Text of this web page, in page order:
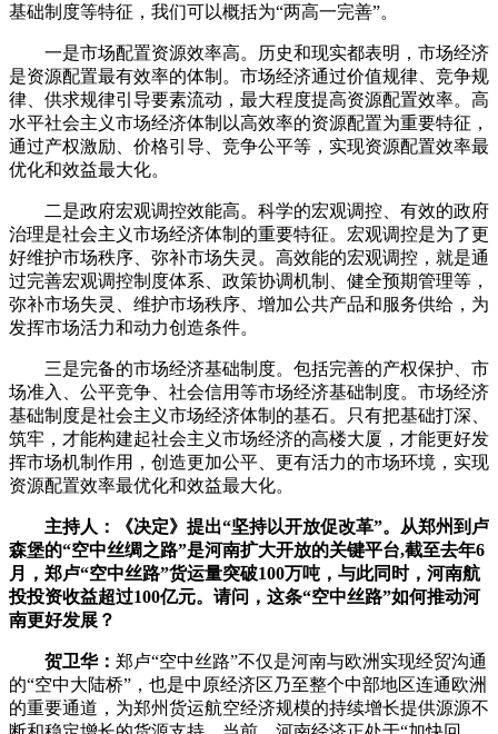
基础制度等特征，我们可以概括为“两高一完善”。
一是市场配置资源效率高。历史和现实都表明，市场经济
是资源配置最有效率的体制。市场经济通过价值规律、竞争规
律、供求规律引导要素流动，最大程度提高资源配置效率。高
水平社会主义市场经济体制以高效率的资源配置为重要特征，
通过产权激励、价格引导、竞争公平等，实现资源配置效率最
优化和效益最大化。
二是政府宏观调控效能高。科学的宏观调控、有效的政府
治理是社会主义市场经济体制的重要特征。宏观调控是为了更
好维护市场秩序、弥补市场失灵。高效能的宏观调控，就是通
过完善宏观调控制度体系、政策协调机制、健全预期管理等，
弥补市场失灵、维护市场秩序、增加公共产品和服务供给，为
发挥市场活力和动力创造条件。
三是完备的市场经济基础制度。包括完善的产权保护、市
场准入、公平竞争、社会信用等市场经济基础制度。市场经济
基础制度是社会主义市场经济体制的基石。只有把基础打深、
筑牢，才能构建起社会主义市场经济的高楼大厦，才能更好发
挥市场机制作用，创造更加公平、更有活力的市场环境，实现
资源配置效率最优化和效益最大化。
主持人：《决定》提出“坚持以开放促改革”。从郑州到卢
森堡的“空中丝绸之路”是河南扩大开放的关键平台,截至去年6
月，郑卢“空中丝路”货运量突破100万吨，与此同时，河南航
投投资收益超过100亿元。请问，这条“空中丝路”如何推动河
南更好发展？
贺卫华： 郑卢“空中丝路”不仅是河南与欧洲实现经贸沟通
的“空中大陆桥”，也是中原经济区乃至整个中部地区连通欧洲
的重要通道，为郑州货运航空经济规模的持续增长提供源源不